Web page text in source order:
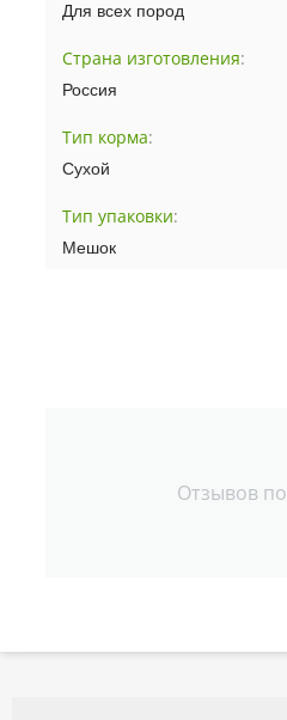
Для всех пород
Страна изготовления:
Россия
Тип корма:
Сухой
Тип упаковки:
Мешок
Отзывов